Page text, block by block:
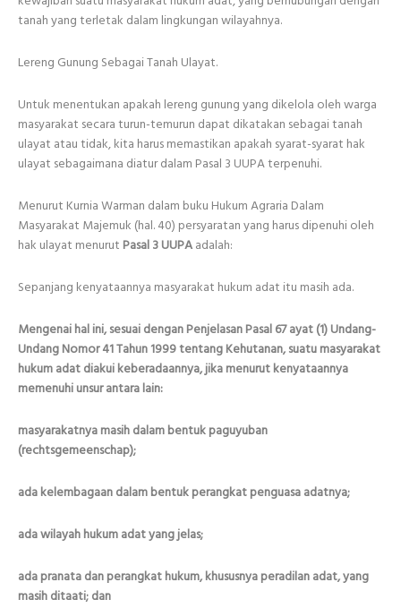
tanah yang terletak dalam lingkungan wilayahnya.
Lereng Gunung Sebagai Tanah Ulayat.
Untuk menentukan apakah lereng gunung yang dikelola oleh warga
masyarakat secara turun-temurun dapat dikatakan sebagai tanah
ulayat atau tidak, kita harus memastikan apakah syarat-syarat hak
ulayat sebagaimana diatur dalam Pasal 3 UUPA terpenuhi.
Menurut Kurnia Warman dalam buku Hukum Agraria Dalam
Masyarakat Majemuk (hal. 40) persyaratan yang harus dipenuhi oleh
hak ulayat menurut Pasal 3 UUPAadalah:
Sepanjang kenyataannya masyarakat hukum adat itu masih ada.
Mengenai hal ini, sesuai dengan Penjelasan Pasal 67 ayat (1) Undang-
Undang Nomor 41 Tahun 1999 tentang Kehutanan, suatu masyarakat
hukum adat diakui keberadaannya, jika menurut kenyataannya
memenuhi unsur antara lain:
masyarakatnya masih dalam bentuk paguyuban
(rechtsgemeenschap);
ada kelembagaan dalam bentuk perangkat penguasa adatnya;
ada wilayah hukum adat yang jelas;
ada pranata dan perangkat hukum, khususnya peradilan adat, yang
masih ditaati; dan